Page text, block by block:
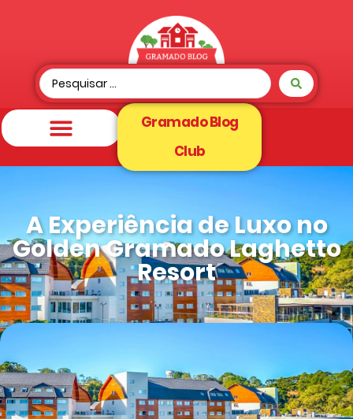
Gramado Blog
Club
A Experiência de Luxo no
Golden Gramado Laghetto
Resort